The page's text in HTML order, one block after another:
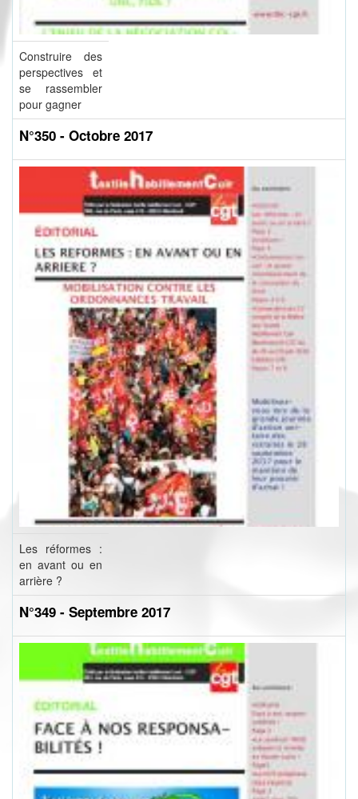
Construire des
perspectives et
se rassembler
pour gagner
N°350 - Octobre 2017
Les réformes :
en avant ou en
arrière ?
N°349 - Septembre 2017